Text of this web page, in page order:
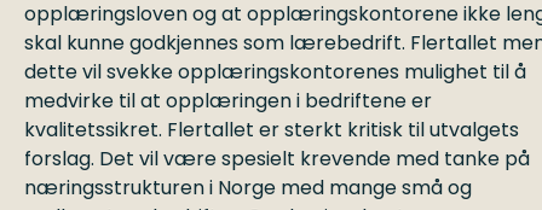
opplæringsloven og at opplæringskontorene ikke
skal kunne godkjennes som lærebedrift. Flertallet
dette vil svekke opplæringskontorenes mulighet til å
medvirke til at opplæringen i bedriftene er
kvalitetssikret. Flertallet er sterkt kritisk til utvalgets
forslag. Det vil være spesielt krevende med tanke på
næringsstrukturen i Norge med mange små og